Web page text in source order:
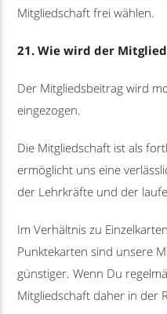
Mitgliedschaft frei wählen.
21. Wie wird der
Der Mitgliedsbeitrag wird
eingezogen.
Die Mitgliedschaft ist als
ermöglicht uns eine
der Lehrkräfte und der
Im Verhältnis zu
Punktekarten sind unsere
günstiger. Wenn Du
Mitgliedschaft daher in der